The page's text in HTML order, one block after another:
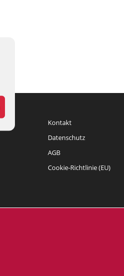
Kontakt
Datenschutz
AGB
Cookie-Richtlinie (EU)